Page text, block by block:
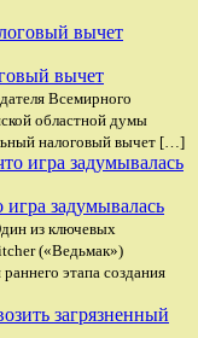
вычет
Всемирного
областной думы
налоговый вычет […]
задумывалась
из ключевых
(«Ведьмак»)
этапа создания